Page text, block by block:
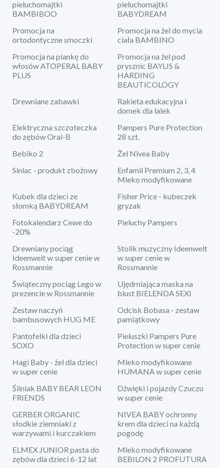
pieluchomajtki
BAMBIBOO
pieluchomajtki
BABYDREAM
Promocja na
ortodontyczne smoczki
Promocja na żel do mycia
ciała BAMBINO
Promocja na piankę do
włosów ATOPERAL BABY
PLUS
Promocja na żel pod
prysznic BAYLIS &
HARDING
BEAUTICOLOGY
Drewniane zabawki
Rakieta edukacyjna i
domek dla lalek
Elektryczna szczoteczka
do zębów Oral-B
Pampers Pure Protection
28 szt.
Bebiko 2
Żel Nivea Baby
Sinlac - produkt zbożowy
Enfamil Premium 2, 3, 4
Mleko modyfikowane
Kubek dla dzieci ze
słomką BABYDREAM
Fisher Price - kubeczek
gryzak
Fotokalendarz Cewe do
-20%
Pieluchy Pampers
Drewniany pociąg
Ideenwelt w super cenie w
Rossmannie
Stolik muzyczny Ideenwelt
w super cenie w
Rossmannie
Świąteczny pociąg Lego w
prezencie w Rossmannie
Ujędrniająca maska na
biust BIELENDA SEXI
Zestaw naczyń
bambusowych HUG ME
Odcisk Bobasa - zestaw
pamiątkowy
Pantofelki dla dzieci
SOXO
Pieluszki Pampers Pure
Protection w super cenie
Hagi Baby - żel dla dzieci
w super cenie
Mleko modyfikowane
HUMANA w super cenie
Śliniak BABY BEAR LEON
FRIENDS
Dźwięki i pojazdy Czuczu
w super cenie
GERBER ORGANIC
słodkie ziemniaki z
warzywami i kurczakiem
NIVEA BABY ochronny
krem dla dzieci na każdą
pogodę
ELMEX JUNIOR pasta do
zębów dla dzieci 6-12 lat
Mleko modyfikowane
BEBILON 2 PROFUTURA